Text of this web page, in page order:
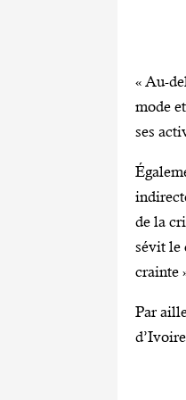
« Au-
mode
ses
de la
sévit le
crainte
Par